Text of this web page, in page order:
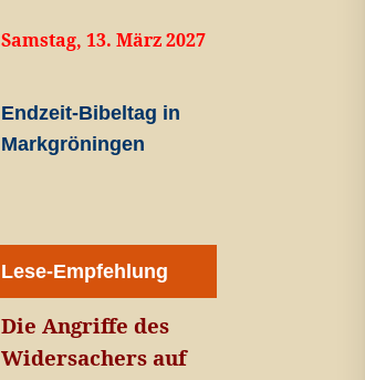
Samstag, 13. März 2027
Endzeit-Bibeltag in
Markgröningen
Lese-Empfehlung
Die Angriffe des
Widersachers auf